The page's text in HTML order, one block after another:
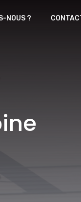
NOUS ?